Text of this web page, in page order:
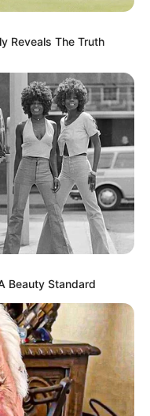
Reveals The Truth
Beauty Standard